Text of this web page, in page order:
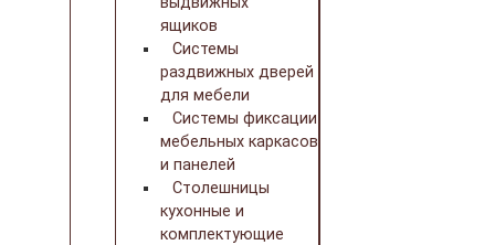
ящиков
Системы
раздвижных дверей
для мебели
Системы фиксации
мебельных каркасов
и панелей
Столешницы
кухонные и
комплектующие